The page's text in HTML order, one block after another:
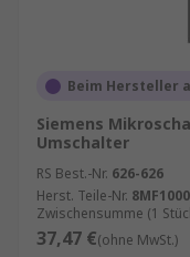
Beim Hersteller
Siemens
Umschalter
RS Best.-Nr. 626-626
Herst. Teile-Nr.
Zwischensumme (1
37,47 €(ohne MwSt.)